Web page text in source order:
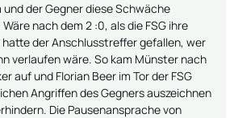
der Gegner diese Schwäche
nach dem 2 :0, als die FSG ihre
der Anschlusstreffer gefallen, wer
verlaufen wäre. So kam Münster nach
auf und Florian Beer im Tor der FSG
Angriffen des Gegners auszeichnen
Die Pausenansprache von